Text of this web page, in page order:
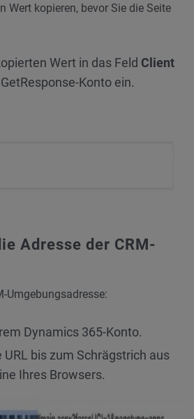
Wert kopieren, bevor Sie die Seite
Wert in das Feld Client
Konto ein.
Adresse der CRM-
Umgebungsadresse:
Dynamics 365-Konto.
URL bis zum Schrägstrich aus
Ihres Browsers.